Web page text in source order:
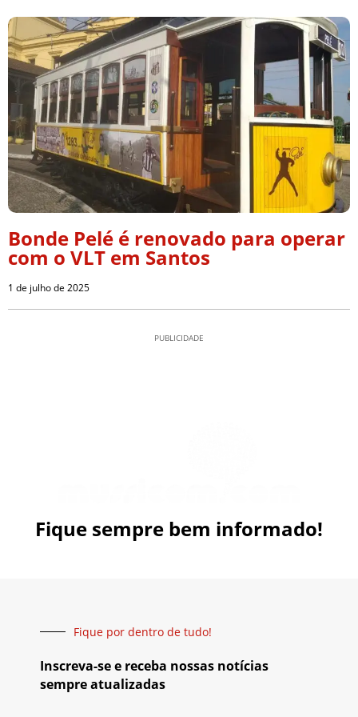
Bonde Pelé é renovado para operar
com o VLT em Santos
1 de julho de 2025
PUBLICIDADE
Fique sempre bem informado!
Fique por dentro de tudo!
Inscreva-se e receba nossas notícias
sempre atualizadas